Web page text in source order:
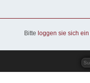
Bitte loggen sie sich ein